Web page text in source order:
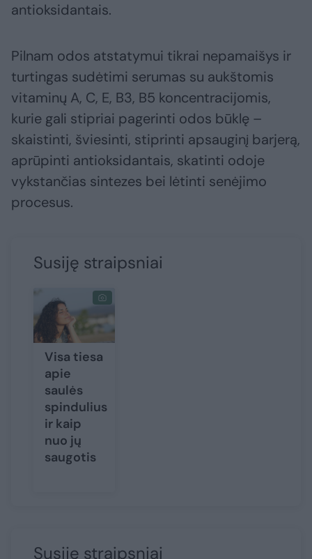
antioksidantais.
Pilnam odos atstatymui tikrai nepamaišys ir
turtingas sudėtimi serumas su aukštomis
vitaminų A, C, E, B3, B5 koncentracijomis,
kurie gali stipriai pagerinti odos būklę –
skaistinti, šviesinti, stiprinti apsauginį barjerą,
aprūpinti antioksidantais, skatinti odoje
vykstančias sintezes bei lėtinti senėjimo
procesus.
Susiję straipsniai
Visa tiesa
apie
saulės
spindulius
ir kaip
nuo jų
saugotis
Susiję straipsniai